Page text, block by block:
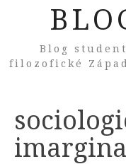
Blog
filozofické
Tag: